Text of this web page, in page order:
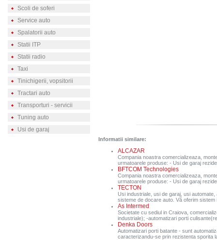
Scoli de soferi
Service auto
Spalatorii auto
Statii ITP
Statii radio
Taxi
Tinichigerii, vopsitorii
Tractari auto
Transporturi - servicii
Tuning auto
Usi de garaj
Informatii similare:
ALCAZAR
Compania noastra comercializeaza,
urmatoarele produse: - Usi de garaj
BFTCOM Technologies
Compania noastra comercializeaza,
urmatoarele produse: - Usi de garaj
TECTON
Usi industriale, usi de garaj, usi
sisteme de docare auto. Vă oferim sistem
As Intermed
Societate cu sediul in Craiova,
industriale); -automatizari porti
Denka Doors
Automatizari porti batante - sunt
caracterizandu-se prin rezistenta sporita